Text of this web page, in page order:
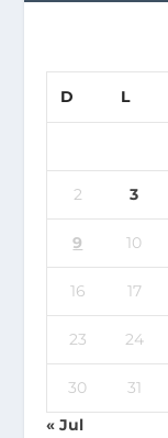
D L
2 3
9 10
16 17
23 24
30
31
« Jul